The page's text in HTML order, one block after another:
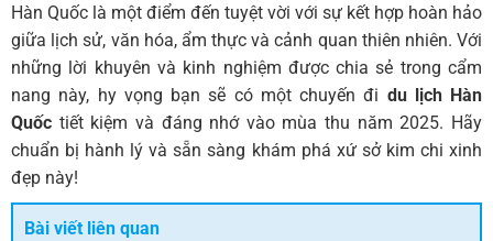
Hàn Quốc là một điểm đến tuyệt vời với sự kết hợp hoàn hảo
giữa lịch sử, văn hóa, ẩm thực và cảnh quan thiên nhiên. Với
những lời khuyên và kinh nghiệm được chia sẻ trong cẩm
nang này, hy vọng bạn sẽ có một chuyến đi du lịch Hàn
Quốc tiết kiệm và đáng nhớ vào mùa thu năm 2025. Hãy
chuẩn bị hành lý và sẵn sàng khám phá xứ sở kim chi xinh
đẹp này!
Bài viết liên quan